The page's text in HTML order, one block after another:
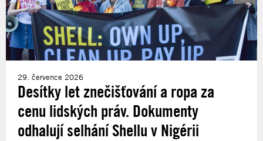
29. července 2026
Desítky let znečišťování a ropa za
cenu lidských práv. Dokumenty
odhalují selhání Shellu v Nigérii